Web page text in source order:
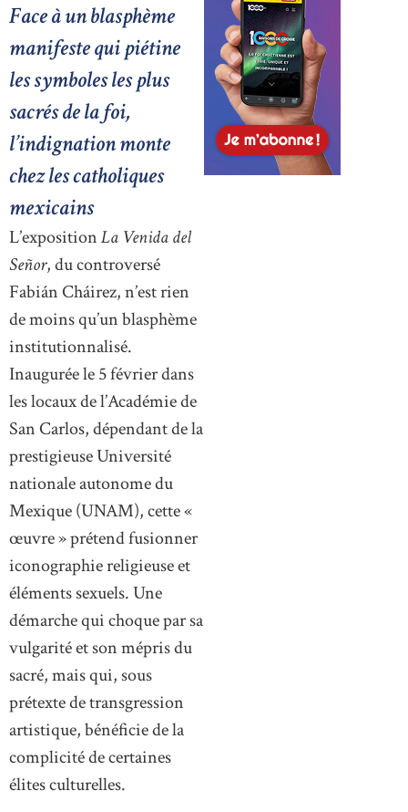
Face à un blasphème
manifeste qui piétine
les symboles les plus
sacrés de la foi,
l’indignation monte
chez les catholiques
mexicains
L’expositionLa Venida del
Señor, du controversé
Fabián Cháirez, n’est rien
de moins qu’un blasphème
institutionnalisé.
Inaugurée le 5 février dans
les locaux de l’Académie de
San Carlos, dépendant de la
prestigieuse Université
nationale autonome du
Mexique (UNAM), cette «
œuvre » prétend fusionner
iconographie religieuse et
éléments sexuels. Une
démarche qui choque par sa
vulgarité et son mépris du
sacré, mais qui, sous
prétexte de transgression
artistique, bénéficie de la
complicité de certaines
élites culturelles.